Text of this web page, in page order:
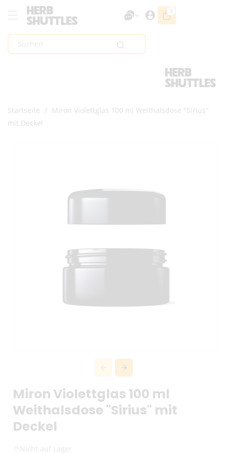
Springen
Suchen
0
0
Artikel
Startseite / Miron Violettglas 100 ml Weithalsdose "Sirius"
mit Deckel
Miron Violettglas 100 ml
Weithalsdose "Sirius" mit
Deckel
Nicht auf Lager